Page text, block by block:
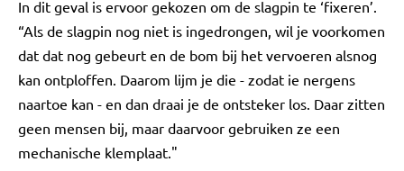
In dit geval is ervoor gekozen om de slagpin te ‘fixeren’.
“Als de slagpin nog niet is ingedrongen, wil je voorkomen
dat dat nog gebeurt en de bom bij het vervoeren alsnog
kan ontploffen. Daarom lijm je die - zodat ie nergens
naartoe kan - en dan draai je de ontsteker los. Daar zitten
geen mensen bij, maar daarvoor gebruiken ze een
mechanische klemplaat."